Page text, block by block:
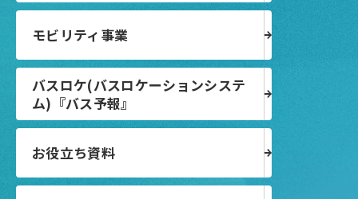
モビリティ事業
バスロケ(バスロケーションシステ
ム)『バス予報』
お役立ち資料